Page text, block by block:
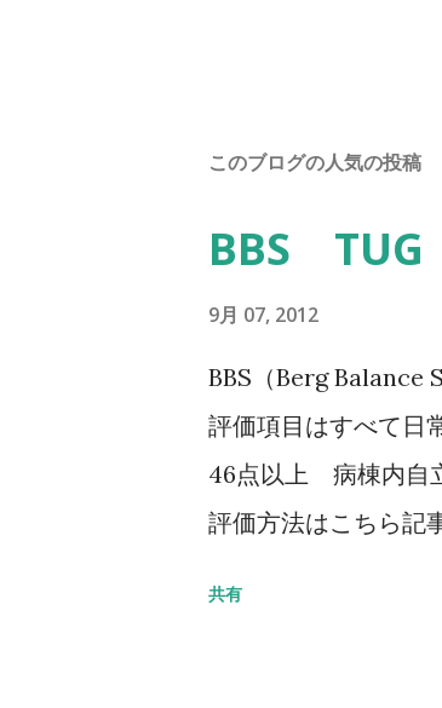
このブログの人気の投稿
BBS TUG
9月 07, 2012
BBS（Berg Balance
評価項目はすべて日
46点以上 病棟内自
評価方法はこちら記
共有